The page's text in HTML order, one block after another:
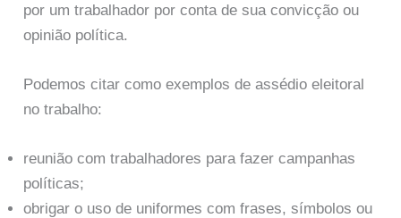
por um trabalhador por conta de sua convicção ou
opinião política.
Podemos citar como exemplos de assédio eleitoral
no trabalho:
reunião com trabalhadores para fazer campanhas
políticas;
obrigar o uso de uniformes com frases, símbolos ou